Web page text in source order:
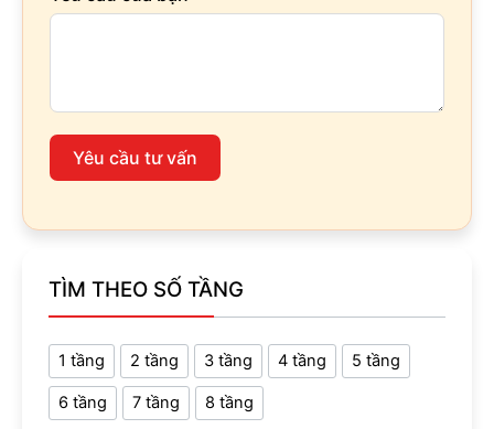
Yêu cầu tư vấn
TÌM THEO SỐ TẦNG
1 tầng 2 tầng 3 tầng 4 tầng 5 tầng
6 tầng 7 tầng 8 tầng